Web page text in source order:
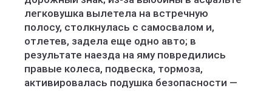
легковушка вылетела на встречную
полосу, столкнулась с самосвалом и,
отлетев, задела еще одно авто; в
результате наезда на яму повредились
правые колеса, подвеска, тормоза,
активировалась подушка безопасности —